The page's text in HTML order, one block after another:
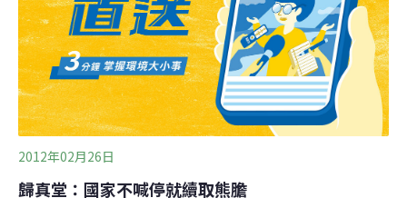
家都在用，只有台灣不用」。保育類野生動物入藥原已成
往事。若再度開放熊膽入藥，台灣中醫藥界十幾年來好不
容易建立的招牌，豈能不受重創？不過，中藥商業同業公
會全國聯合會對此卻大表贊成，認為熊
2012年02月26日
歸真堂：國家不喊停就續取熊膽